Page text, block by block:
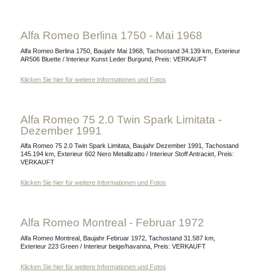
Alfa Romeo Berlina 1750 - Mai 1968
Alfa Romeo Berlina 1750, Baujahr Mai 1968, Tachostand 34.139 km, Exterieur
AR506 Bluette / Interieur Kunst Leder Burgund, Preis: VERKAUFT
Klicken Sie hier für weitere Informationen und Fotos
Alfa Romeo 75 2.0 Twin Spark Limitata -
Dezember 1991
Alfa Romeo 75 2.0 Twin Spark Limitata, Baujahr Dezember 1991, Tachostand
145.194 km, Exterieur 602 Nero Metallizatto / Interieur Stoff Antraciet, Preis:
VERKAUFT
Klicken Sie hier für weitere Informationen und Fotos
Alfa Romeo Montreal - Februar 1972
Alfa Romeo Montreal, Baujahr Februar 1972, Tachostand 31.587 km,
Exterieur 223 Green / Interieur beige/havanna, Preis: VERKAUFT
Klicken Sie hier für weitere Informationen und Fotos